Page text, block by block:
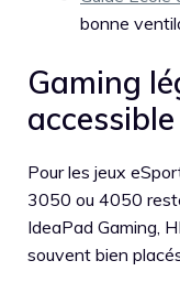
bonne
Gaming
accessible
Pour les jeux
3050 ou 4050
IdeaPad Gaming,
souvent bien